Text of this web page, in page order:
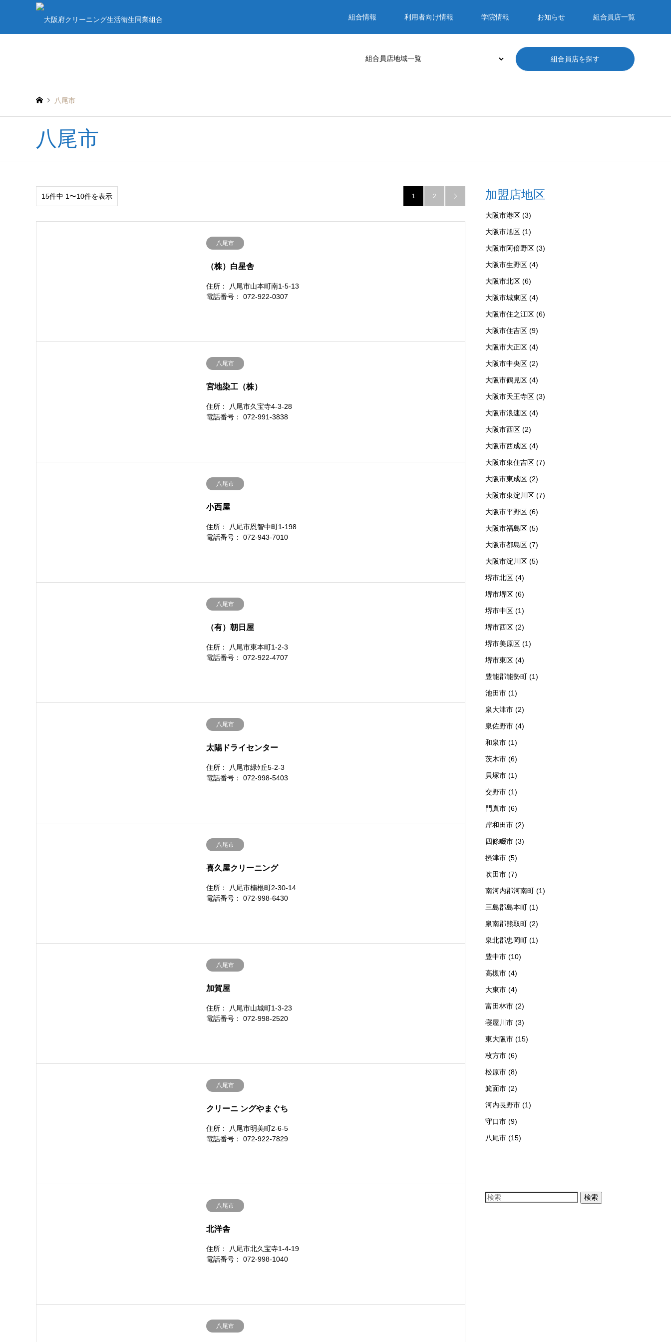
組合情報 利用者向け情報 学院情報 お知らせ 組合員店一覧
八尾市
八尾市
15件中 1〜10件を表示 1 2 
八尾市
（株）白星舎
住所： 八尾市山本町南1-5-13
電話番号： 072-922-0307
八尾市
宮地染工（株）
住所： 八尾市久宝寺4-3-28
電話番号： 072-991-3838
八尾市
小西屋
住所： 八尾市恩智中町1-198
電話番号： 072-943-7010
八尾市
（有）朝日屋
住所： 八尾市東本町1-2-3
電話番号： 072-922-4707
八尾市
太陽ドライセンター
住所： 八尾市緑ｹ丘5-2-3
電話番号： 072-998-5403
八尾市
喜久屋クリーニング
住所： 八尾市楠根町2-30-14
電話番号： 072-998-6430
八尾市
加賀屋
住所： 八尾市山城町1-3-23
電話番号： 072-998-2520
八尾市
クリーニ ングやまぐち
住所： 八尾市明美町2-6-5
電話番号： 072-922-7829
八尾市
北洋舎
住所： 八尾市北久宝寺1-4-19
電話番号： 072-998-1040
八尾市
加盟店地区
大阪市港区 (3)
大阪市旭区 (1)
大阪市阿倍野区 (3)
大阪市生野区 (4)
大阪市北区 (6)
大阪市城東区 (4)
大阪市住之江区 (6)
大阪市住吉区 (9)
大阪市大正区 (4)
大阪市中央区 (2)
大阪市鶴見区 (4)
大阪市天王寺区 (3)
大阪市浪速区 (4)
大阪市西区 (2)
大阪市西成区 (4)
大阪市東住吉区 (7)
大阪市東成区 (2)
大阪市東淀川区 (7)
大阪市平野区 (6)
大阪市福島区 (5)
大阪市都島区 (7)
大阪市淀川区 (5)
堺市北区 (4)
堺市堺区 (6)
堺市中区 (1)
堺市西区 (2)
堺市美原区 (1)
堺市東区 (4)
豊能郡能勢町 (1)
池田市 (1)
泉大津市 (2)
泉佐野市 (4)
和泉市 (1)
茨木市 (6)
貝塚市 (1)
交野市 (1)
門真市 (6)
岸和田市 (2)
四條畷市 (3)
摂津市 (5)
吹田市 (7)
南河内郡河南町 (1)
三島郡島本町 (1)
泉南郡熊取町 (2)
泉北郡忠岡町 (1)
豊中市 (10)
高槻市 (4)
大東市 (4)
富田林市 (2)
寝屋川市 (3)
東大阪市 (15)
枚方市 (6)
松原市 (8)
箕面市 (2)
河内長野市 (1)
守口市 (9)
八尾市 (15)
検索